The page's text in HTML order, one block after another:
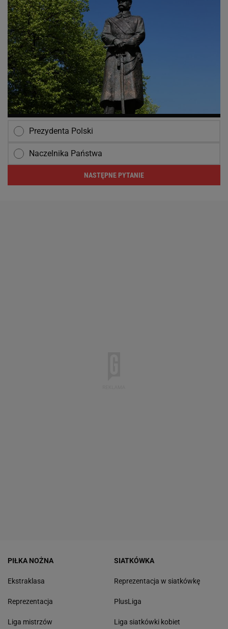
Prezydenta Polski
Naczelnika Państwa
NASTĘPNE PYTANIE
PIŁKA NOŻNA
Ekstraklasa
Reprezentacja
Liga mistrzów
SIATKÓWKA
Reprezentacja w siatkówkę
PlusLiga
Liga siatkówki kobiet